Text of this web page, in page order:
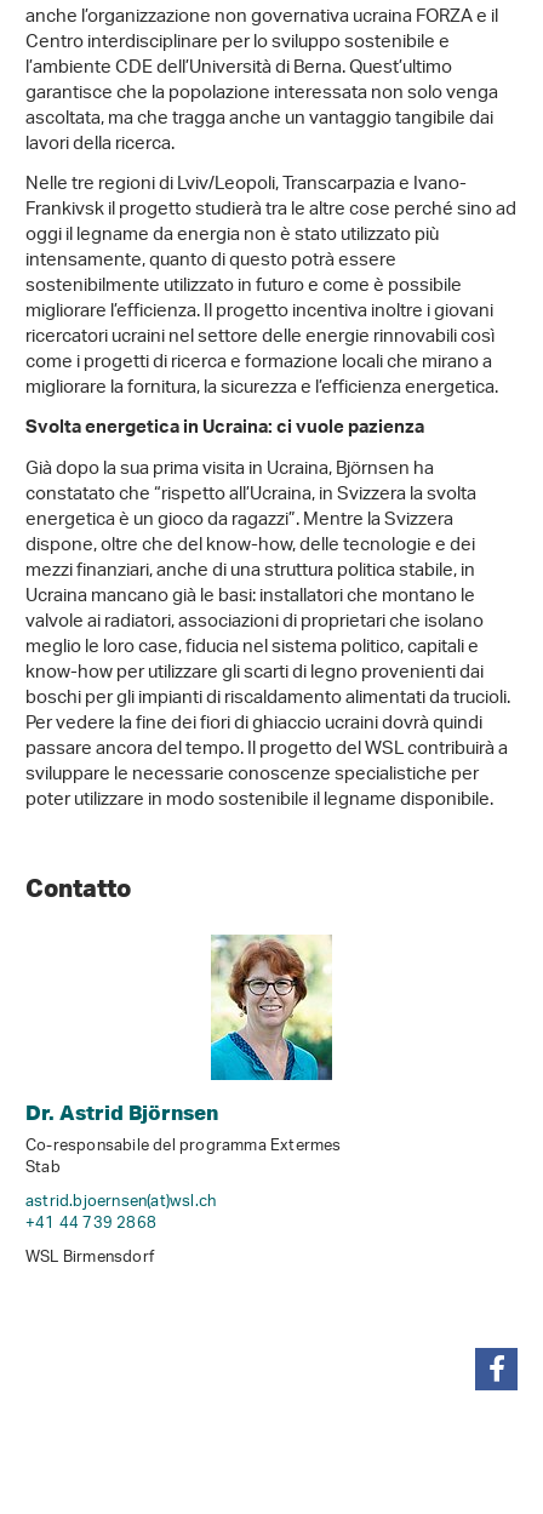
anche l’organizzazione non governativa ucraina FORZA e il
Centro interdisciplinare per lo sviluppo sostenibile e
l’ambiente CDE dell’Università di Berna. Quest’ultimo
garantisce che la popolazione interessata non solo venga
ascoltata, ma che tragga anche un vantaggio tangibile dai
lavori della ricerca.
Nelle tre regioni di Lviv/Leopoli, Transcarpazia e Ivano-
Frankivsk il progetto studierà tra le altre cose perché sino ad
oggi il legname da energia non è stato utilizzato più
intensamente, quanto di questo potrà essere
sostenibilmente utilizzato in futuro e come è possibile
migliorare l’efficienza. Il progetto incentiva inoltre i giovani
ricercatori ucraini nel settore delle energie rinnovabili così
come i progetti di ricerca e formazione locali che mirano a
migliorare la fornitura, la sicurezza e l’efficienza energetica.
Svolta energetica in Ucraina: ci vuole pazienza
Già dopo la sua prima visita in Ucraina, Björnsen ha
constatato che “rispetto all’Ucraina, in Svizzera la svolta
energetica è un gioco da ragazzi”. Mentre la Svizzera
dispone, oltre che del know-how, delle tecnologie e dei
mezzi finanziari, anche di una struttura politica stabile, in
Ucraina mancano già le basi: installatori che montano le
valvole ai radiatori, associazioni di proprietari che isolano
meglio le loro case, fiducia nel sistema politico, capitali e
know-how per utilizzare gli scarti di legno provenienti dai
boschi per gli impianti di riscaldamento alimentati da trucioli.
Per vedere la fine dei fiori di ghiaccio ucraini dovrà quindi
passare ancora del tempo. Il progetto del WSL contribuirà a
sviluppare le necessarie conoscenze specialistiche per
poter utilizzare in modo sostenibile il legname disponibile.
Contatto
Dr. Astrid Björnsen
Co-responsabile del programma Extermes
Stab
astrid.bjoernsen(at)wsl.ch
+41 44 739 2868
WSL Birmensdorf